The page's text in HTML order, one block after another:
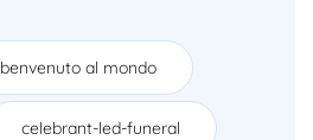
benvenuto al mondo
celebrant-led-funeral